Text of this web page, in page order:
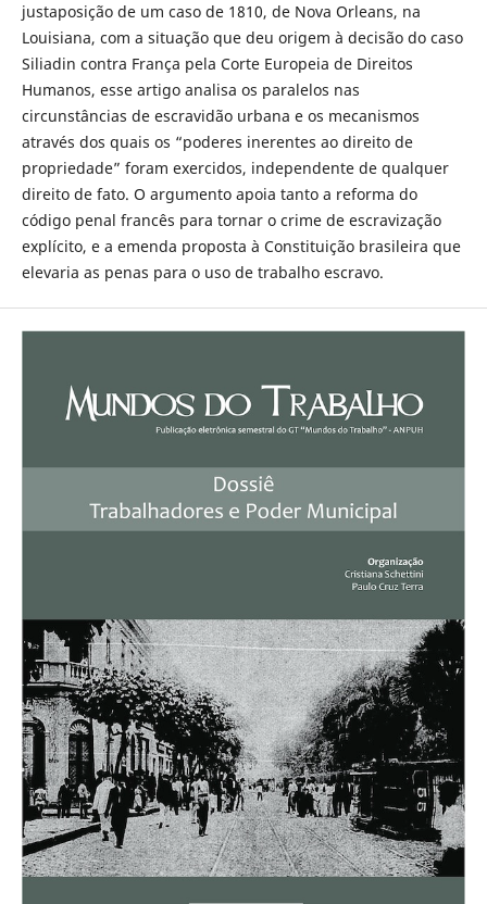
justaposição de um caso de 1810, de Nova Orleans, na
Louisiana, com a situação que deu origem à decisão do caso
Siliadin contra França pela Corte Europeia de Direitos
Humanos, esse artigo analisa os paralelos nas
circunstâncias de escravidão urbana e os mecanismos
através dos quais os “poderes inerentes ao direito de
propriedade” foram exercidos, independente de qualquer
direito de fato. O argumento apoia tanto a reforma do
código penal francês para tornar o crime de escravização
explícito, e a emenda proposta à Constituição brasileira que
elevaria as penas para o uso de trabalho escravo.